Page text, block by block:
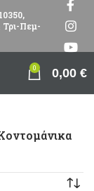
Τρι-Πεμ-
0 0,00 €